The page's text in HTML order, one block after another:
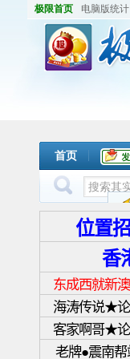
极限首页 电脑版统计
首页